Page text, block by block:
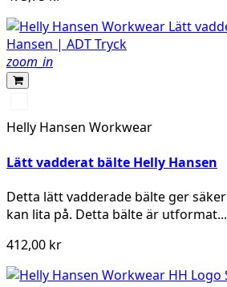
zoom_in
BLACK
Helly Hansen Workwear
Lätt vadderat bälte Helly Hansen
Detta lätt vadderade bälte ger
kan lita på. Detta bälte är utformat...
412,00 kr